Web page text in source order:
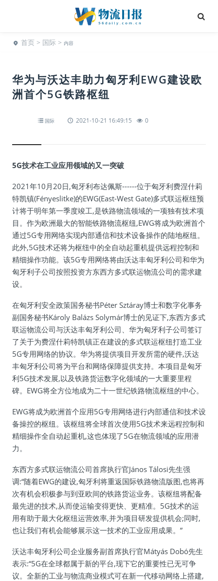
首页 > 国际 > 内容
华为与沃达丰助力匈牙利EWG建设欧
洲首个5G铁路枢纽
国际 2021-10-21 16:49:15 0
5G技术在工业应用领域的又一突破
2021年10月20日,匈牙利布达佩斯------位于匈牙利费涅什莉
特凯镇(Fényeslitke)的EWG(East-West Gate)多式联运枢纽预
计将于明年第一季度竣工,是铁路物流领域的一项独有技术项
目。作为欧洲最大的智能铁路物流枢纽,EWG将成为欧洲首个
通过5G专用网络实现内部通信和技术设备操作的陆地枢纽。
此外,5G技术还将为枢纽中的全自动起重机提供远程控制和
精细操作功能。该5G专用网络将由沃达丰匈牙利公司和华为
匈牙利子公司按照投资方东西方多式联运物流公司的需求建
设。
在匈牙利安全政策国务秘书Péter Sztáray博士和数字化事务
副国务秘书Károly Balázs Solymár博士的见证下,东西方多式
联运物流公司与沃达丰匈牙利公司、华为匈牙利子公司签订
了关于为费涅什莉特凯镇正在建设的多式联运枢纽打造工业
5G专用网络的协议。华为将提供项目开发所需的硬件,沃达
丰匈牙利公司将为平台和网络保障提供支持。本项目是匈牙
利5G技术发展,以及铁路货运数字化领域的一大重要里程
碑。EWG将全方位地成为二十一世纪铁路物流枢纽的中心。
EWG将成为欧洲首个应用5G专用网络进行内部通信和技术设
备操控的枢纽。该枢纽将全球首次使用5G技术来远程控制和
精细操作全自动起重机,这也体现了5G在物流领域的应用潜
力。
东西方多式联运物流公司首席执行官János Tálosi先生强
调:“随着EWG的建设,匈牙利将重返国际铁路物流版图,也将再
次有机会积极参与到亚欧间的铁路货运业务。该枢纽将配备
最先进的技术,从而使运输变得更快、更精准。5G技术的运
用有助于最大化枢纽运营效率,并为项目研发提供机会;同时,
也让我们有机会能够展示这一技术的工业应用成果。”
沃达丰匈牙利公司企业服务副首席执行官Mátyás Dobó先生
表示:“5G在全球都属于新的平台,现下它的重要性已无可争
议。全新的工业与物流商业模式可在新一代移动网络上搭建,